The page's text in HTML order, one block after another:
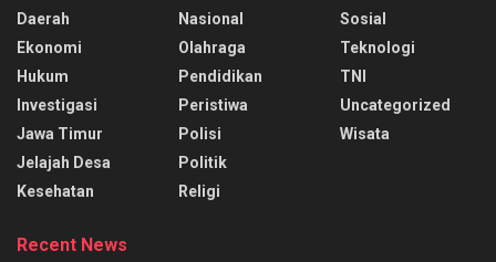
Daerah
Ekonomi
Hukum
Investigasi
Jawa Timur
Jelajah Desa
Kesehatan
Nasional
Olahraga
Pendidikan
Peristiwa
Polisi
Politik
Religi
Sosial
Teknologi
TNI
Uncategorized
Wisata
Recent News